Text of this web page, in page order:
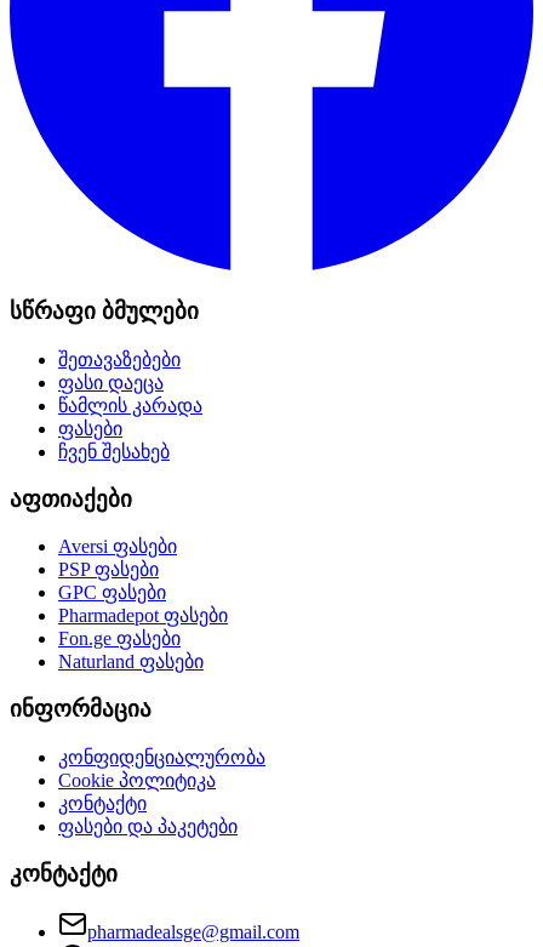
სწრაფი ბმულები
შეთავაზებები
ფასი დაეცა
წამლის კარადა
ფასები
ჩვენ შესახებ
აფთიაქები
Aversi ფასები
PSPფასები
GPC ფასები
Pharmadepotფასები
Fon.ge ფასები
Naturland ფასები
ინფორმაცია
კონფიდენციალურობა
Cookie პოლიტიკა
კონტაქტი
ფასები და პაკეტები
კონტაქტი
pharmadealsge@gmail.com